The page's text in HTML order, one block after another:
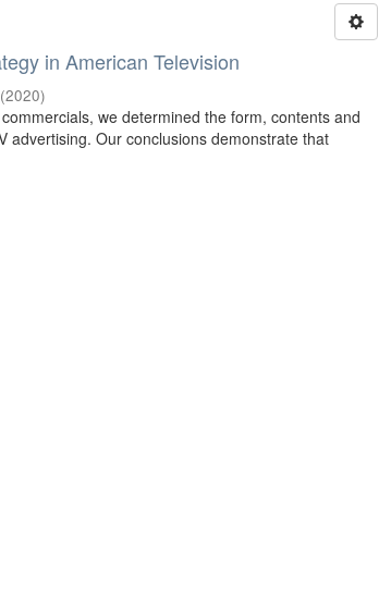
in American Television
(2020)
we determined the form, contents and
advertising. Our conclusions demonstrate that